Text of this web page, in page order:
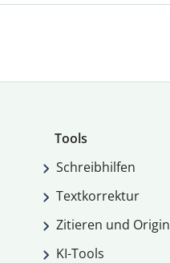
Tools
Schreibhilfen
Textkorrektur
Zitieren und
KI-Tools